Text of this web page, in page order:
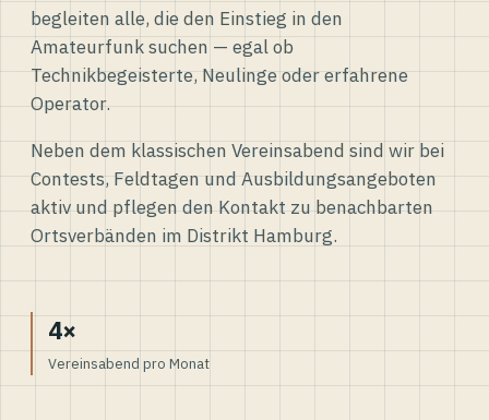
begleiten alle, die den Einstieg in den
Amateurfunk suchen — egal ob
Technikbegeisterte, Neulinge oder erfahrene
Operator.
Neben dem klassischen Vereinsabend sind wir bei
Contests, Feldtagen und Ausbildungsangeboten
aktiv und pflegen den Kontakt zu benachbarten
Ortsverbänden im Distrikt Hamburg.
4×
Vereinsabend pro Monat